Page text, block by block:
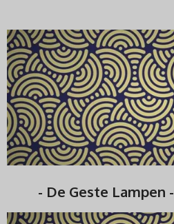
- De Geste Lampen -